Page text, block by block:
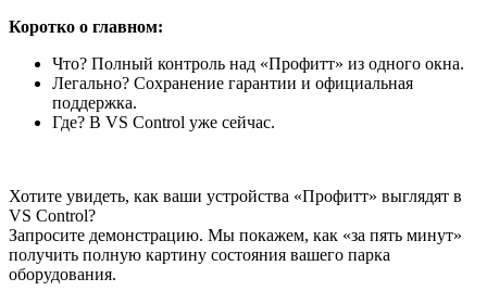
Коротко о главном:
Что? Полный контроль над «Профитт» из одного окна.
Легально? Сохранение гарантии и официальная
поддержка.
Где? В VS Control уже сейчас.
Хотите увидеть, как ваши устройства «Профитт» выглядят в
VS Control?
Запросите демонстрацию. Мы покажем, как «за пять минут»
получить полную картину состояния вашего парка
оборудования.